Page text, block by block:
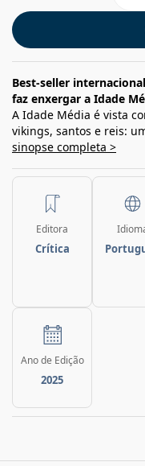
Best-seller
faz enxergar a Idade
A Idade Média é vista
vikings, santos e reis:
sinopse completa >
Editora
Crítica
Ano de Edição
2025